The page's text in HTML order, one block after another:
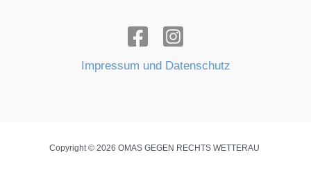
Impressum und Datenschutz
Copyright © 2026 OMAS GEGEN RECHTS WETTERAU